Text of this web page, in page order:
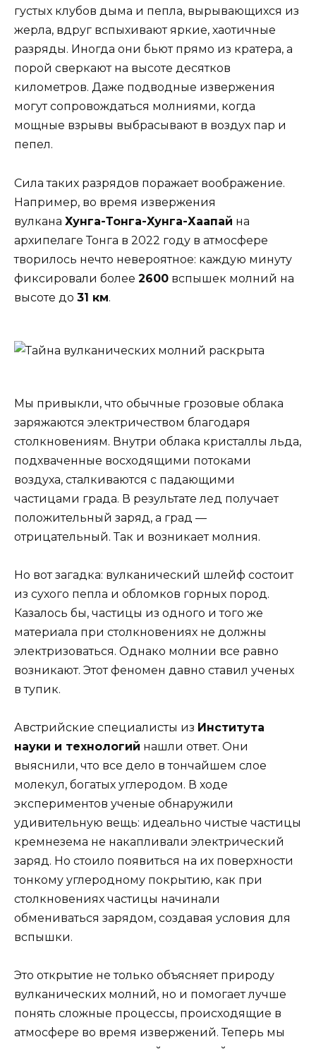
густых клубов дыма и пепла, вырывающихся из
жерла, вдруг вспыхивают яркие, хаотичные
разряды. Иногда они бьют прямо из кратера, а
порой сверкают на высоте десятков
километров. Даже подводные извержения
могут сопровождаться молниями, когда
мощные взрывы выбрасывают в воздух пар и
пепел.
Сила таких разрядов поражает воображение.
Например, во время извержения
вулкана Хунга-Тонга-Хунга-Хаапай на
архипелаге Тонга в 2022 году в атмосфере
творилось нечто невероятное: каждую минуту
фиксировали более 2600 вспышек молний на
высоте до 31 км.
Мы привыкли, что обычные грозовые облака
заряжаются электричеством благодаря
столкновениям. Внутри облака кристаллы льда,
подхваченные восходящими потоками
воздуха, сталкиваются с падающими
частицами града. В результате лед получает
положительный заряд, а град —
отрицательный. Так и возникает молния.
Но вот загадка: вулканический шлейф состоит
из сухого пепла и обломков горных пород.
Казалось бы, частицы из одного и того же
материала при столкновениях не должны
электризоваться. Однако молнии все равно
возникают. Этот феномен давно ставил ученых
в тупик.
Австрийские специалисты из Института
науки и технологий нашли ответ. Они
выяснили, что все дело в тончайшем слое
молекул, богатых углеродом. В ходе
экспериментов ученые обнаружили
удивительную вещь: идеально чистые частицы
кремнезема не накапливали электрический
заряд. Но стоило появиться на их поверхности
тонкому углеродному покрытию, как при
столкновениях частицы начинали
обмениваться зарядом, создавая условия для
вспышки.
Это открытие не только объясняет природу
вулканических молний, но и помогает лучше
понять сложные процессы, происходящие в
атмосфере во время извержений. Теперь мы